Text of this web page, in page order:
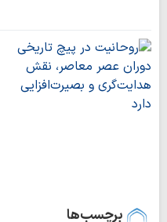
برچسب‌ها